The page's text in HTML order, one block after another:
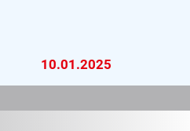
10.01.2025